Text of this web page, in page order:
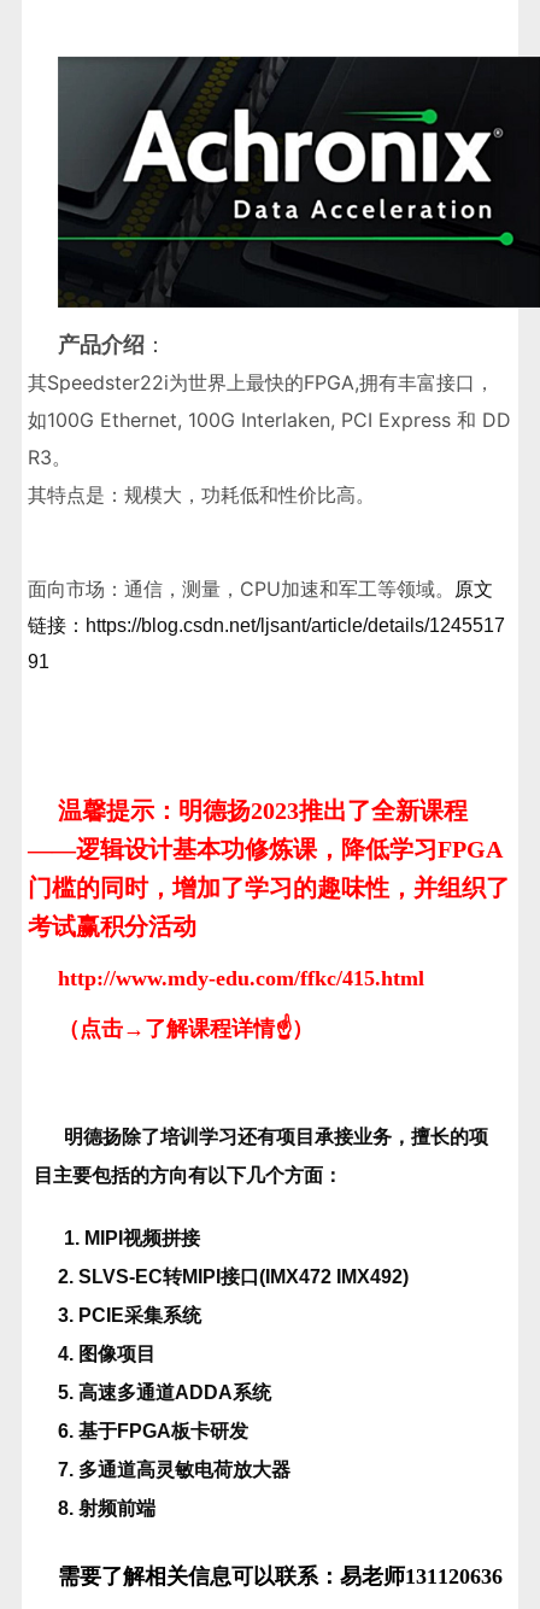
产品介绍 ：
其Speedster22i为世界上最快的FPGA,拥有丰富接口，
如100G Ethernet, 100G Interlaken, PCI Express 和 DD
R3。
其特点是：规模大，功耗低和性价比高。
面向市场：通信，测量，CPU加速和军工等领域。
原文
链接：https://blog.csdn.net/ljsant/article/details/1245517
91
温馨提示：明德扬2023推出了全新课程
——逻辑设计基本功修炼课，降低学习FPGA
门槛的同时，增加了学习的趣味性，并组织了
考试赢积分活动
http://www.mdy-edu.com/ffkc/415.html
（点击→了解课程详情☝）
明德扬除了培训学习还有项目承接业务，擅长的项
目主要包括的方向有以下几个方面：
1. MIPI视频拼接
2. SLVS-EC转MIPI接口(IMX472 IMX492)
3. PCIE采集系统
4. 图像项目
5. 高速多通道ADDA系统
6. 基于FPGA板卡研发
7. 多通道高灵敏电荷放大器
8. 射频前端
需要了解相关信息可以联系：易老师131120636